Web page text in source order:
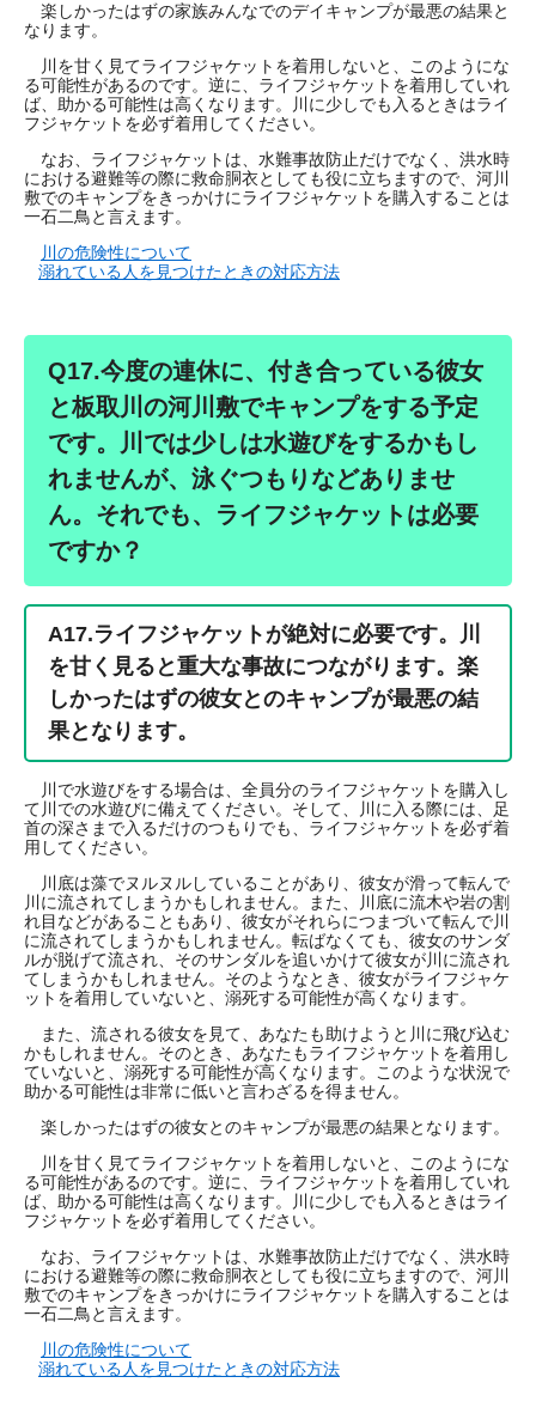
楽しかったはずの家族みんなでのデイキャンプが最悪の結果と
なります。
川を甘く見てライフジャケットを着用しないと、このようにな
る可能性があるのです。逆に、ライフジャケットを着用していれ
ば、助かる可能性は高くなります。川に少しでも入るときはライ
フジャケットを必ず着用してください。
なお、ライフジャケットは、水難事故防止だけでなく、洪水時
における避難等の際に救命胴衣としても役に立ちますので、河川
敷でのキャンプをきっかけにライフジャケットを購入することは
一石二鳥と言えます。
川の危険性について
溺れている人を見つけたときの対応方法
Q17.今度の連休に、付き合っている彼女
と板取川の河川敷でキャンプをする予定
です。川では少しは水遊びをするかもし
れませんが、泳ぐつもりなどありませ
ん。それでも、ライフジャケットは必要
ですか？
A17.ライフジャケットが絶対に必要です。川
を甘く見ると重大な事故につながります。楽
しかったはずの彼女とのキャンプが最悪の結
果となります。
川で水遊びをする場合は、全員分のライフジャケットを購入し
て川での水遊びに備えてください。そして、川に入る際には、足
首の深さまで入るだけのつもりでも、ライフジャケットを必ず着
用してください。
川底は藻でヌルヌルしていることがあり、彼女が滑って転んで
川に流されてしまうかもしれません。また、川底に流木や岩の割
れ目などがあることもあり、彼女がそれらにつまづいて転んで川
に流されてしまうかもしれません。転ばなくても、彼女のサンダ
ルが脱げて流され、そのサンダルを追いかけて彼女が川に流され
てしまうかもしれません。そのようなとき、彼女がライフジャケ
ットを着用していないと、溺死する可能性が高くなります。
また、流される彼女を見て、あなたも助けようと川に飛び込む
かもしれません。そのとき、あなたもライフジャケットを着用し
ていないと、溺死する可能性が高くなります。このような状況で
助かる可能性は非常に低いと言わざるを得ません。
楽しかったはずの彼女とのキャンプが最悪の結果となります。
川を甘く見てライフジャケットを着用しないと、このようにな
る可能性があるのです。逆に、ライフジャケットを着用していれ
ば、助かる可能性は高くなります。川に少しでも入るときはライ
フジャケットを必ず着用してください。
なお、ライフジャケットは、水難事故防止だけでなく、洪水時
における避難等の際に救命胴衣としても役に立ちますので、河川
敷でのキャンプをきっかけにライフジャケットを購入することは
一石二鳥と言えます。
川の危険性について
溺れている人を見つけたときの対応方法